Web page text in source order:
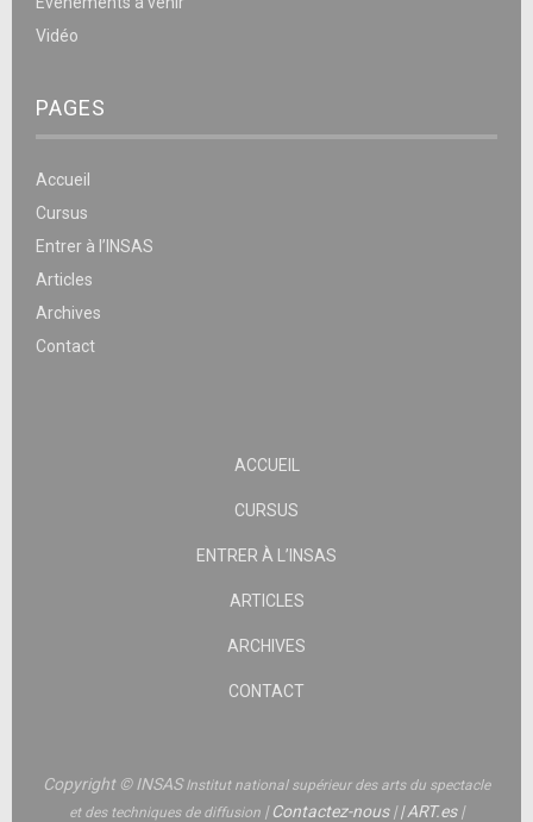
Vidéo
PAGES
Accueil
Cursus
Entrer à l’INSAS
Articles
Archives
Contact
ACCUEIL
CURSUS
ENTRER À L’INSAS
ARTICLES
ARCHIVES
CONTACT
Copyright © INSASInstitut national supérieur des arts du spectacle
et des techniques de diffusion |Contactez-nous||ART.es|